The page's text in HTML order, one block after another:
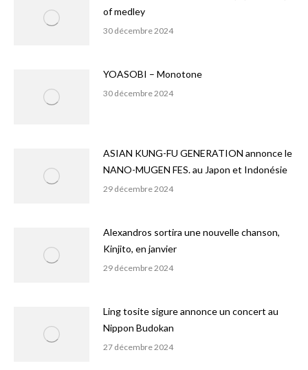
of medley
30 décembre 2024
YOASOBI – Monotone
30 décembre 2024
ASIAN KUNG-FU GENERATION annonce le
NANO-MUGEN FES. au Japon et Indonésie
29 décembre 2024
Alexandros sortira une nouvelle chanson,
Kinjito, en janvier
29 décembre 2024
Ling tosite sigure annonce un concert au
Nippon Budokan
27 décembre 2024